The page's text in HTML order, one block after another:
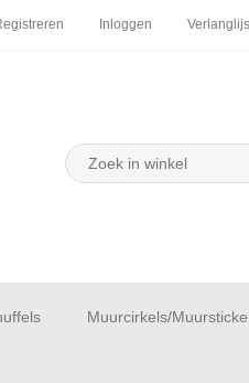
Inloggen
Muurcirkels/